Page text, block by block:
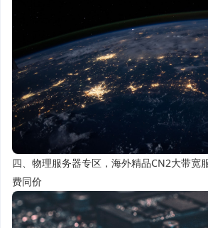
四、物理服务器专区，海外精品CN2大带宽
费同价